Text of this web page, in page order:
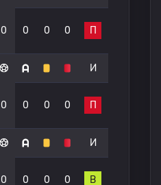
0 0 0 0 П
И
0 0 0 0 П
И
0 0 0 0 В